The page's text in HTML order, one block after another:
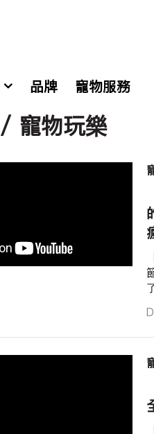
品牌 寵物服務
寵物玩樂